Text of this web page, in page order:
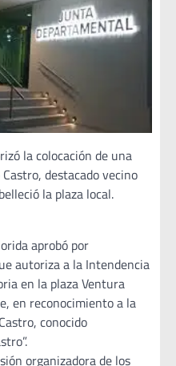
la colocación de una
destacado vecino
la plaza local.
aprobó por
autoriza a la Intendencia
en la plaza Ventura
en reconocimiento a la
conocido
organizadora de los